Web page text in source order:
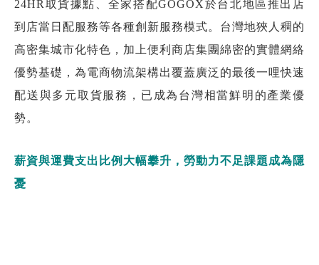
24HR取貨據點、全家搭配GOGOX於台北地區推出店
到店當日配服務等各種創新服務模式。台灣地狹人稠的
高密集城市化特色，加上便利商店集團綿密的實體網絡
優勢基礎，為電商物流架構出覆蓋廣泛的最後一哩快速
配送與多元取貨服務，已成為台灣相當鮮明的產業優
勢。
薪資與運費支出比例大幅攀升，勞動力不足課題成為隱
憂